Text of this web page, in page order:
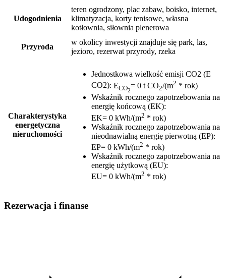
Udogodnienia
teren ogrodzony, plac zabaw, boisko, internet,
klimatyzacja, korty tenisowe, własna
kotłownia, siłownia plenerowa
Przyroda
w okolicy inwestycji znajduje się park, las,
jezioro, rezerwat przyrody, rzeka
Charakterystyka
energetyczna
nieruchomości
Jednostkowa wielkość emisji CO2 (E
CO2): ECO2
= 0 t CO2/(m2 * rok)
Wskaźnik rocznego zapotrzebowania na
energię końcową (EK):
EK= 0 kWh/(m2 * rok)
Wskaźnik rocznego zapotrzebowania na
nieodnawialną energię pierwotną (EP):
EP= 0 kWh/(m2 * rok)
Wskaźnik rocznego zapotrzebowania na
energię użytkową (EU):
EU= 0 kWh/(m2 * rok)
Rezerwacja i finanse